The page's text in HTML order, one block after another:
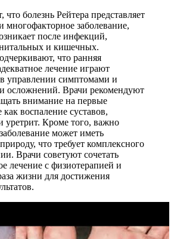
болезнь Рейтера представляет
многофакторное заболевание,
после инфекций,
и кишечных.
что ранняя
лечение играют
управлении симптомами и
осложнений. Врачи рекомендуют
внимание на первые
воспаление суставов,
уретрит. Кроме того, важно
может иметь
что требует комплексного
Врачи советуют сочетать
лечение с физиотерапией и
жизни для достижения